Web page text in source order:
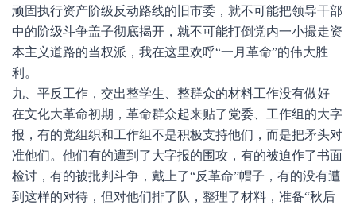
顽固执行资产阶级反动路线的旧市委，就不可能把领导干部
中的阶级斗争盖子彻底揭开，就不可能打倒党内一小撮走资
本主义道路的当权派，我在这里欢呼“一月革命”的伟大胜
利。
九、平反工作，交出整学生、整群众的材料工作没有做好
在文化大革命初期，革命群众起来贴了党委、工作组的大字
报，有的党组织和工作组不是积极支持他们，而是把矛头对
准他们。他们有的遭到了大字报的围攻，有的被迫作了书面
检讨，有的被批判斗争，戴上了“反革命”帽子，有的没有遭
到这样的对待，但对他们排了队，整理了材料，准备“秋后